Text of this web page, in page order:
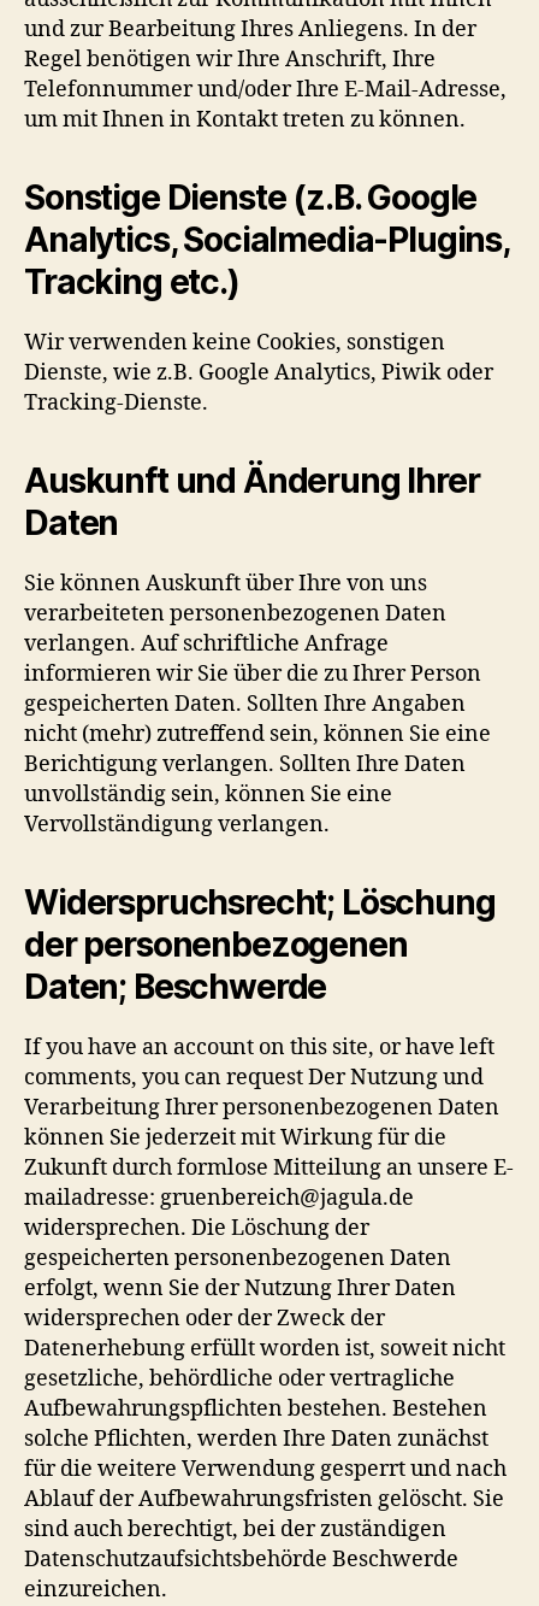
und zur Bearbeitung Ihres Anliegens. In der
Regel benötigen wir Ihre Anschrift, Ihre
Telefonnummer und/oder Ihre E-Mail-Adresse,
um mit Ihnen in Kontakt treten zu können.
Sonstige Dienste (z.B. Google
Analytics, Socialmedia-Plugins,
Tracking etc.)
Wir verwenden keine Cookies, sonstigen
Dienste, wie z.B. Google Analytics, Piwik oder
Tracking-Dienste.
Auskunft und Änderung Ihrer
Daten
Sie können Auskunft über Ihre von uns
verarbeiteten personenbezogenen Daten
verlangen. Auf schriftliche Anfrage
informieren wir Sie über die zu Ihrer Person
gespeicherten Daten. Sollten Ihre Angaben
nicht (mehr) zutreffend sein, können Sie eine
Berichtigung verlangen. Sollten Ihre Daten
unvollständig sein, können Sie eine
Vervollständigung verlangen.
Widerspruchsrecht; Löschung
der personenbezogenen
Daten; Beschwerde
If you have an account on this site, or have left
comments, you can request Der Nutzung und
Verarbeitung Ihrer personenbezogenen Daten
können Sie jederzeit mit Wirkung für die
Zukunft durch formlose Mitteilung an unsere E-
mailadresse: gruenbereich@jagula.de
widersprechen. Die Löschung der
gespeicherten personenbezogenen Daten
erfolgt, wenn Sie der Nutzung Ihrer Daten
widersprechen oder der Zweck der
Datenerhebung erfüllt worden ist, soweit nicht
gesetzliche, behördliche oder vertragliche
Aufbewahrungspflichten bestehen. Bestehen
solche Pflichten, werden Ihre Daten zunächst
für die weitere Verwendung gesperrt und nach
Ablauf der Aufbewahrungsfristen gelöscht. Sie
sind auch berechtigt, bei der zuständigen
Datenschutzaufsichtsbehörde Beschwerde
einzureichen.